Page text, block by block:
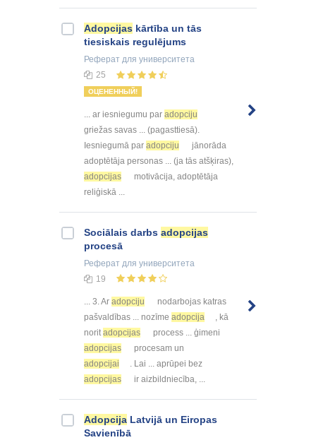
Adopcijas kārtība un tās
tiesiskais regulējums
Реферат для университета
25
ОЦЕНЕННЫЙ!
... ar iesniegumu par adopciju
griežas savas ... (pagasttiesā).
Iesniegumā par adopciju
jānorāda
adoptētāja personas ... (ja tās atšķiras),
adopcijas
motivācija, adoptētāja
reliģiskā ...
Sociālais darbs adopcijas
procesā
Реферат для университета
19
... 3. Ar adopciju
nodarbojas katras
pašvaldības ... nozīme adopcija
, kā
noritadopcijas
process ... ģimeni
adopcijas
procesam un
adopcijai
. Lai ... aprūpei bez
adopcijas
ir aizbildniecība, ...
Adopcija Latvijā un Eiropas
Savienībā